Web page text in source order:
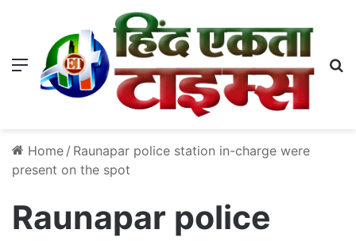
Menu
Home / Raunapar police station in-charge were
present on the spot
Raunapar police